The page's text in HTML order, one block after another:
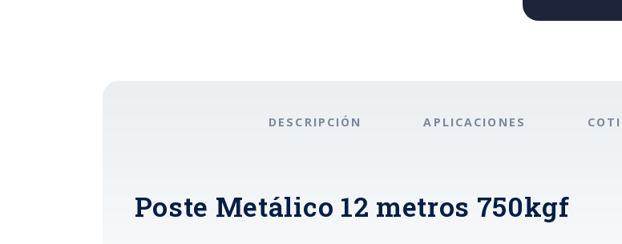
DESCRIPCIÓN APLICACIONES
Poste Metálico 12 metros 750kgf